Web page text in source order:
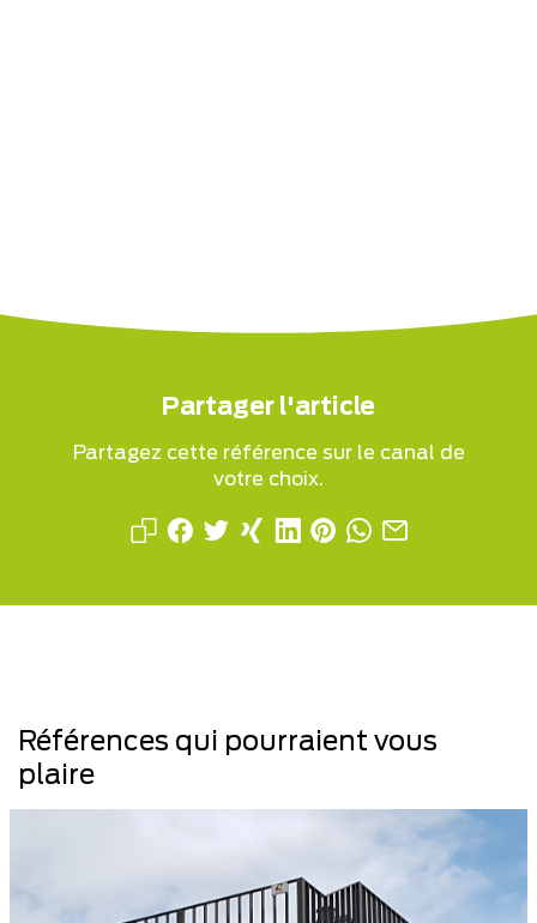
Partager l'article
Partagez cette référence sur le canal de
votre choix.
Références qui pourraient vous
plaire